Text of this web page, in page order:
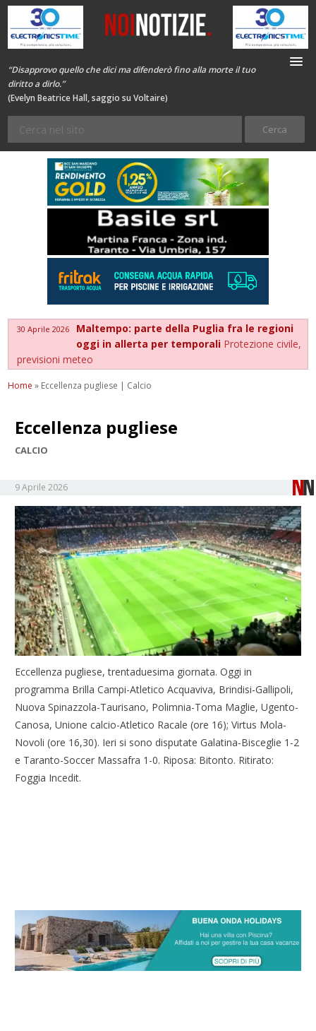
“Disapprovo quello che dici ma difenderò fino alla morte il tuo
diritto a dirlo.”
(Evelyn Beatrice Hall, saggio su Voltaire)
30 Aprile 2026
Maltempo: parte della Puglia fra le regioni
oggi in allerta per temporali Protezione civile,
previsioni meteo
Home » Eccellenza pugliese | Calcio
Eccellenza pugliese
CALCIO
9 Aprile 2026
Eccellenza pugliese, trentaduesima giornata. Oggi in
programma Brilla Campi-Atletico Acquaviva, Brindisi-Gallipoli,
Nuova Spinazzola-Taurisano, Polimnia-Toma Maglie, Ugento-
Canosa, Unione calcio-Atletico Racale (ore 16); Virtus Mola-
Novoli (ore 16,30). Ieri si sono disputate Galatina-Bisceglie 1-2
e Taranto-Soccer Massafra 1-0. Riposa: Bitonto. Ritirato:
Foggia Incedit.